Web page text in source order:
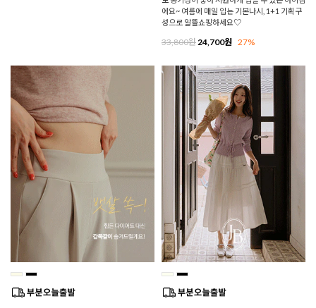
에요~ 여름에 매일 입는 기본나시, 1+1 기획구
성으로 알뜰쇼핑하세요♡
33,800원24,700원 27%